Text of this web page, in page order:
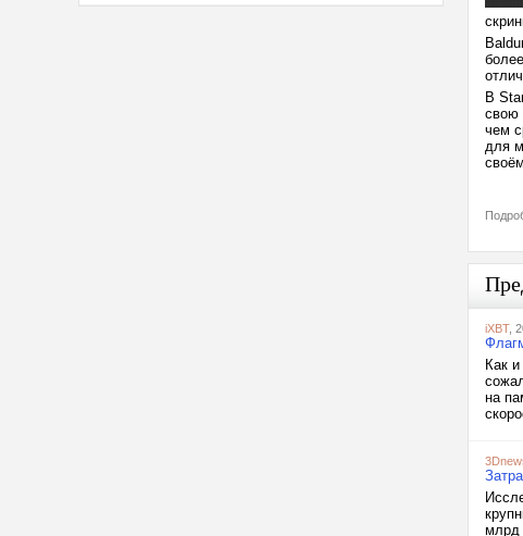
В
свою
чем
для
iXBT,
Как
на
млрд